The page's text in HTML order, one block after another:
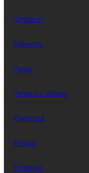
Oristano
Palermo
Pavia
Pesaro e Urbino
Piacenza
Pistoia
Potenza